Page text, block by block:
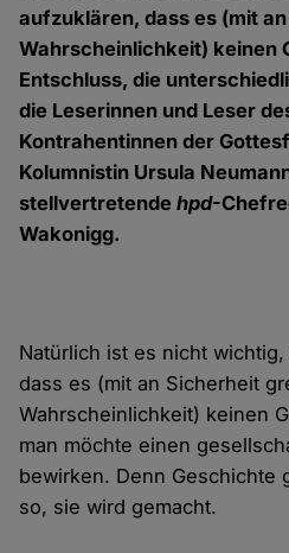
aufzuklären, dass es (mit
Wahrscheinlichkeit) keinen
Entschluss, die
die Leserinnen und Leser
Kontrahentinnen der
Kolumnistin Ursula
stellvertretendehpd-
Wakonigg.
Natürlich ist es nicht
dass es (mit an Sicherheit
Wahrscheinlichkeit) keinen
man möchte einen
bewirken. Denn Geschichte
so, sie wird gemacht.